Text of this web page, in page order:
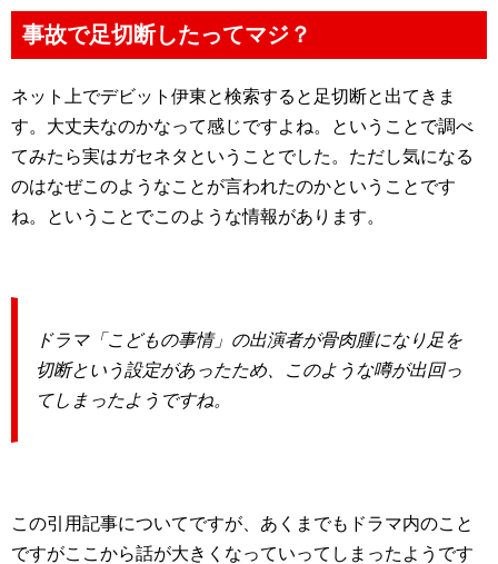
事故で足切断したってマジ？
ネット上でデビット伊東と検索すると足切断と出てきま
す。大丈夫なのかなって感じですよね。ということで調べ
てみたら実はガセネタということでした。ただし気になる
のはなぜこのようなことが言われたのかということです
ね。ということでこのような情報があります。
ドラマ「こどもの事情」の出演者が骨肉腫になり足を
切断という設定があったため、このような噂が出回っ
てしまったようですね。
この引用記事についてですが、あくまでもドラマ内のこと
ですがここから話が大きくなっていってしまったようです